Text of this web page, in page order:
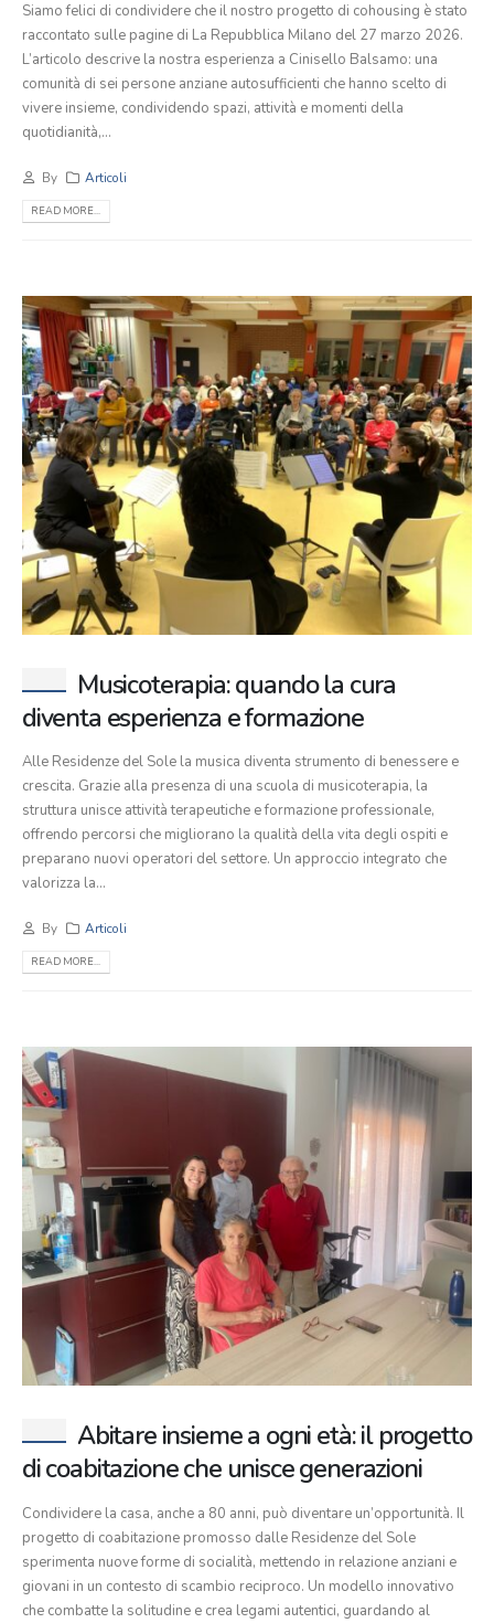
Siamo felici di condividere che il nostro progetto di cohousing è stato
raccontato sulle pagine di La Repubblica Milano del 27 marzo 2026.
L’articolo descrive la nostra esperienza a Cinisello Balsamo: una
comunità di sei persone anziane autosufficienti che hanno scelto di
vivere insieme, condividendo spazi, attività e momenti della
quotidianità,...
By Articoli
READ MORE...
Musicoterapia: quando la cura
diventa esperienza e formazione
Alle Residenze del Sole la musica diventa strumento di benessere e
crescita. Grazie alla presenza di una scuola di musicoterapia, la
struttura unisce attività terapeutiche e formazione professionale,
offrendo percorsi che migliorano la qualità della vita degli ospiti e
preparano nuovi operatori del settore. Un approccio integrato che
valorizza la...
By Articoli
READ MORE...
Abitare insieme a ogni età: il progetto
di coabitazione che unisce generazioni
Condividere la casa, anche a 80 anni, può diventare un’opportunità. Il
progetto di coabitazione promosso dalle Residenze del Sole
sperimenta nuove forme di socialità, mettendo in relazione anziani e
giovani in un contesto di scambio reciproco. Un modello innovativo
che combatte la solitudine e crea legami autentici, guardando al